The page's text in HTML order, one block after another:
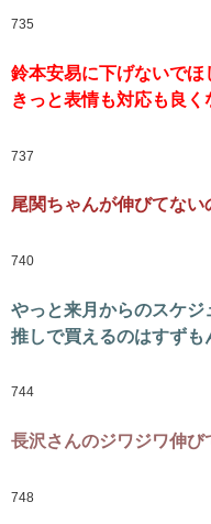
735
鈴本安易に下げないでほ
きっと表情も対応も良く
737
尾関ちゃんが伸びてな
740
やっと来月からのスケジ
推しで買えるのはすずも
744
長沢さんのジワジワ伸び
748